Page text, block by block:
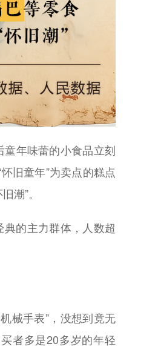
年味蕾的小食品立刻
旧童年”为卖点的糕点
潮”。
的主力群体，人数超
械手表”，没想到竟无
者多是20多岁的年轻